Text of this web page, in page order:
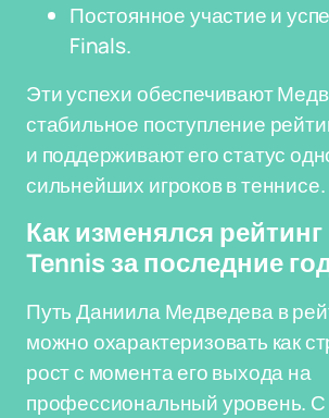
Постоянное участие и
Finals.
Эти успехи обеспечивают
стабильное поступление
и поддерживают его статус
сильнейших игроков в теннисе.
Как изменялся
Tennis за последние
Путь Даниила Медведева в
можно охарактеризовать как
рост с момента его выхода на
профессиональный уровень. С